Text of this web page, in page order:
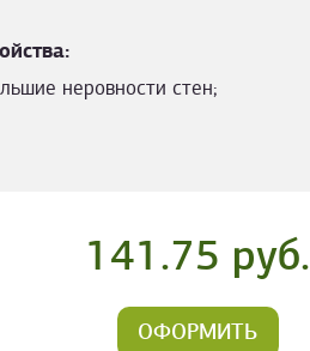
неровности стен;
141.75 руб.
ОФОРМИТЬ